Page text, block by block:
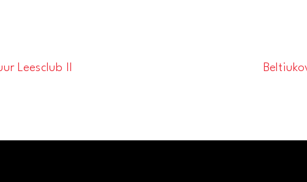
Leesclub II